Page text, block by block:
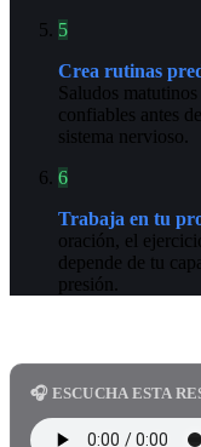
5
Crea rutinas
Saludos
confiables antes
sistema nervioso.
6
Trabaja en tu
oración, el
depende de tu
presión.
🎧 ESCUCHA ESTA